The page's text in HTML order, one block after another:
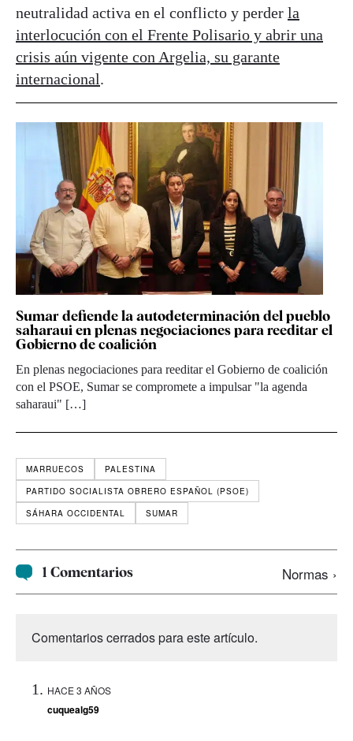
neutralidad activa en el conflicto y perder la
interlocución con el Frente Polisario y abrir una
crisis aún vigente con Argelia, su garante
internacional.
Sumar defiende la autodeterminación del pueblo
saharaui en plenas negociaciones para reeditar el
Gobierno de coalición
En plenas negociaciones para reeditar el Gobierno de coalición
con el PSOE, Sumar se compromete a impulsar "la agenda
saharaui" […]
MARRUECOS
PALESTINA
PARTIDO SOCIALISTA OBRERO ESPAÑOL (PSOE)
SÁHARA OCCIDENTAL
SUMAR
1 Comentarios Normas ›
Comentarios cerrados para este artículo.
HACE 3 AÑOS
cuquealg59